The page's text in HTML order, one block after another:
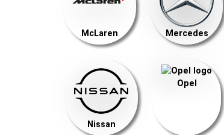
McLaren Mercedes
Nissan
Opel